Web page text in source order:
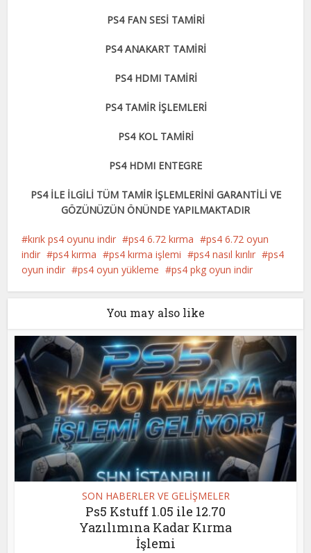
PS4 FAN SESİ TAMİRİ
PS4 ANAKART TAMİRİ
PS4 HDMI TAMİRİ
PS4 TAMİR İŞLEMLERİ
PS4 KOL TAMİRİ
PS4 HDMI ENTEGRE
PS4 İLE İLGİLİ TÜM TAMİR İŞLEMLERİNİ GARANTİLİ VE
GÖZÜNÜZÜN ÖNÜNDE YAPILMAKTADIR
kırık ps4 oyunu indir ps4 6.72 kırma
ps4 6.72 oyun
indir
ps4 kırma ps4 kırma işlemi ps4 nasıl kırılır
ps4
oyun indir
ps4 oyun yükleme ps4 pkg oyun indir
You may also like
SON HABERLER VE GELİŞMELER
Ps5 Kstuff 1.05 ile 12.70
Yazılımına Kadar Kırma
İşlemi